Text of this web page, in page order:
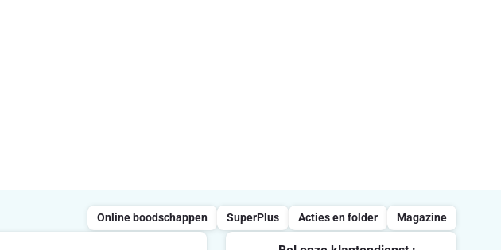
Online boodschappen SuperPlus Acties en folder Magazine